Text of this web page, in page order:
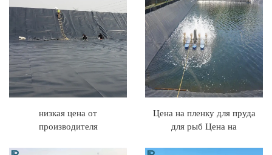
пленка для пруда свалка
низкая цена от
производителя
Цена на пленку для пруда
для рыб Цена на